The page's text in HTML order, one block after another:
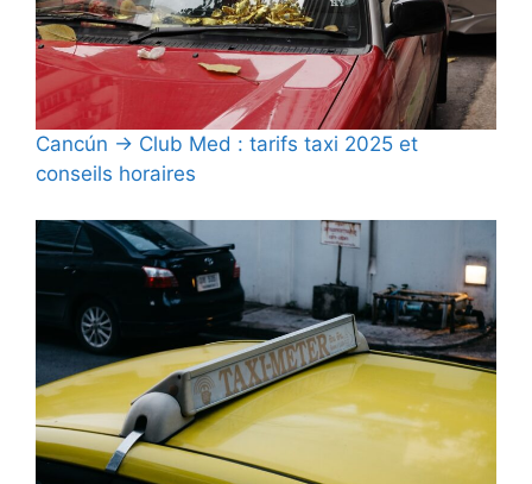
Cancún → Club Med : tarifs taxi 2025 et
conseils horaires